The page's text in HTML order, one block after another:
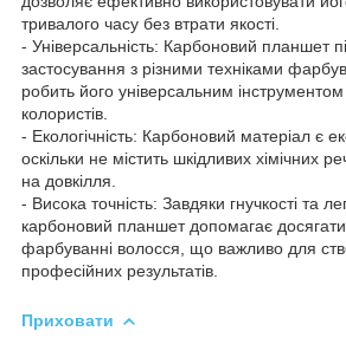
тривалого часу без втрати якості.
- Універсальність: Карбоновий планшет
застосування з різними техніками
робить його універсальним
колористів.
- Екологічність: Карбоновий матеріал є
оскільки не містить шкідливих хімічних
на довкілля.
- Висока точність: Завдяки гнучкості та
карбоновий планшет допомагає досягати
фарбуванні волосся, що важливо для
професійних результатів.
Приховати